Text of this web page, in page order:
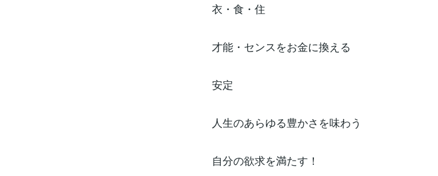
衣・食・住
才能・センスをお金に換える
安定
人生のあらゆる豊かさを味わう
自分の欲求を満たす！